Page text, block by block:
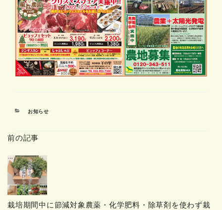
カ
リ
お知らせ
前の記事
栽培期間中に節減対象農薬・化学肥料・除草剤を使わず栽